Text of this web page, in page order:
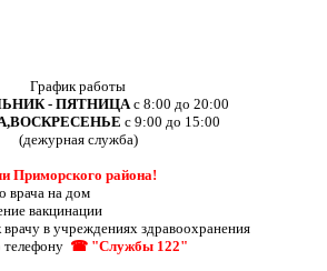
График работы
- ПЯТНИЦА с 8:00 до 20:00
с 9:00 до 15:00
(дежурная служба)
Приморского района!
врача на дом
вакцинации
врачу в учреждениях здравоохранения
телефону ☎ "Службы 122"